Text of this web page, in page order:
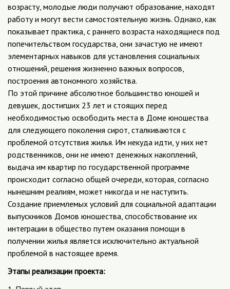
возрасту, молодые люди получают образование, находят
работу и могут вести самостоятельную жизнь. Однако, как
показывает практика, с раннего возраста находящиеся под
попечительством государства, они зачастую не имеют
элементарных навыков для установления социальных
отношений, решения жизненно важных вопросов,
построения автономного хозяйства.
По этой причине абсолютное большинство юношей и
девушек, достигших 23 лет и стоящих перед
необходимостью освободить места в Доме юношества
для следующего поколения сирот, сталкиваются с
проблемой отсутствия жилья. Им некуда идти, у них нет
родственников, они не имеют денежных накоплений,
выдача им квартир по государственной программе
происходит согласно общей очереди, которая, согласно
нынешним реалиям, может никогда и не наступить.
Создание приемлемых условий для социальной адаптации
выпускников Домов юношества, способствование их
интеграции в общество путем оказания помощи в
получении жилья является исключительно актуальной
проблемой в настоящее время.
Этапы реализации проекта: